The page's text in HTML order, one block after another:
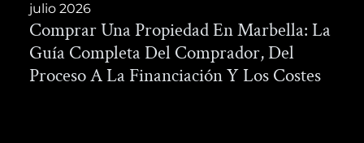
julio 2026
Comprar Una Propiedad En Marbella: La
Guía Completa Del Comprador, Del
Proceso A La Financiación Y Los Costes